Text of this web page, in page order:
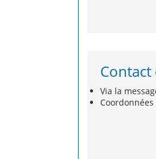
Contact
Via la